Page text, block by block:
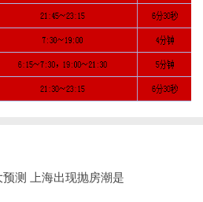
预测 上海出现抛房潮是